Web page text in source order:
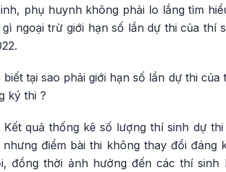
phụ huynh không phải lo lắng tìm
ngoại trừ giới hạn số lần dự thi của
tại sao phải giới hạn số lần dự thi
ký thi ?
Kết quả thống kê số lượng thí sinh dự
điểm bài thi không thay đổi đáng
đồng thời ảnh hưởng đến các thí